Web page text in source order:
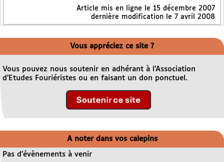
Article mis en ligne le 15 décembre 2007
dernière modification le 7 avril 2008
Vous appréciez ce site ?
Vous pouvez nous soutenir en adhérant à l’Association
d’Etudes Fouriéristes ou en faisant un don ponctuel.
A noter dans vos calepins
Pas d’évènements à venir